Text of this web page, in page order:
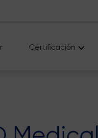
Certificación